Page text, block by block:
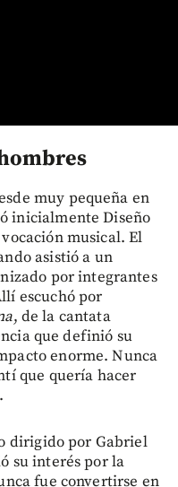
muy pequeña en
inicialmente Diseño
musical. El
asistió a un
por integrantes
escuchó por
, de la cantata
que definió su
enorme. Nunca
que quería hacer
dirigido por Gabriel
su interés por la
fue convertirse en